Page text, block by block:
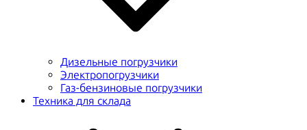
Дизельные погрузчики
Электропогрузчики
Газ-бензиновые погрузчики
Техника для склада